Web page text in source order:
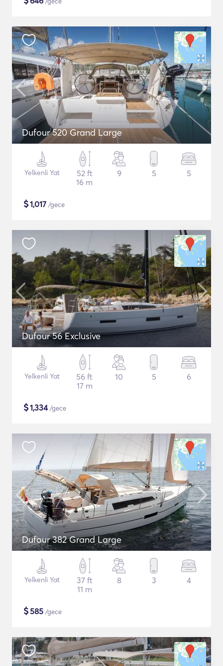
Dufour 520 Grand Large
Yelkenli Yat
52 ft
16 m
9 5 5
$1,017 /gece
Dufour 56 Exclusive
Yelkenli Yat
56 ft
17 m
10 5 6
$1,334/gece
Dufour 382 Grand Large
Yelkenli Yat
37 ft
11 m
8 3 4
$585 /gece